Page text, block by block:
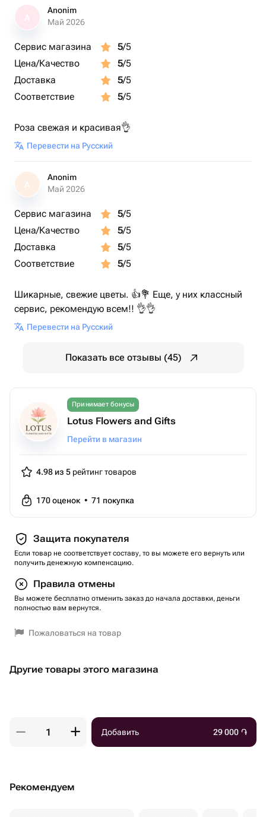
Anonim
Май 2026
Сервис магазина 5/5
Цена/Качество
5/5
Доставка
5/5
Соответствие
5/5
Роза свежая и красивая👌
Перевести на Русский
A
Anonim
Май 2026
Сервис магазина 5/5
Цена/Качество
5/5
Доставка
5/5
Соответствие
5/5
Шикарные, свежие цветы. 👍💐 Еще, у них классный
сервис, рекомендую всем!! 👌👌
Перевести на Русский
Показать все отзывы (45)
Принимает бонусы
Lotus Flowers and Gifts
Перейти в магазин
4.98 из 5 рейтинг товаров
170оценок • 71 покупка
Защита покупателя
Если товар не соответствует составу, то вы можете его вернуть или
получить денежную компенсацию.
Правила отмены
Вы можете бесплатно отменить заказ до начала доставки, деньги
полностью вам вернутся.
Пожаловаться на товар
Другие товары этого магазина
Добавить 29 000 ֏
Рекомендуем